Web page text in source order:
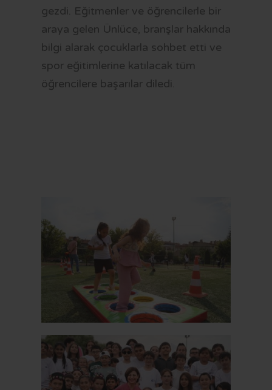
gezdi. Eğitmenler ve öğrencilerle bir
araya gelen Ünlüce, branşlar hakkında
bilgi alarak çocuklarla sohbet etti ve
spor eğitimlerine katılacak tüm
öğrencilere başarılar diledi.